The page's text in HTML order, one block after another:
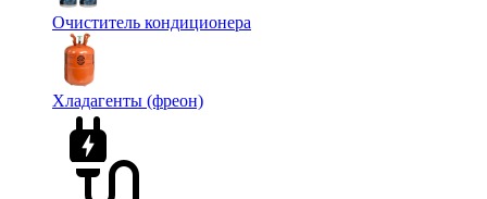
Очиститель кондиционера
Хладагенты (фреон)